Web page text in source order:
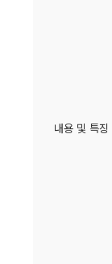
내용 및 특징